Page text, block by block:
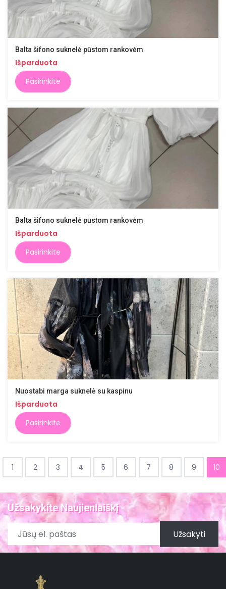
Balta šifono suknelė pūstom rankovėm
Išparduota
Pasirinkite
Balta šifono suknelė pūstom rankovėm
Išparduota
Pasirinkite
Nuostabi marga suknelė su kaspinu
Išparduota
Pasirinkite
1 2 3 4 5 6 7 8 9 10
Užsakykite Naujienlaiškį
Užsakyti